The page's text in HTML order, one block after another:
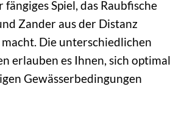
fängiges Spiel, das Raubfische
Zander aus der Distanz
Die unterschiedlichen
erlauben es Ihnen, sich optimal
Gewässerbedingungen